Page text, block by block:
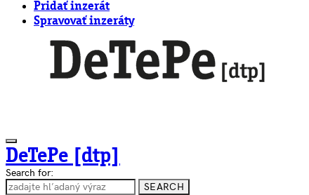
Pridať inzerát
Spravovať inzeráty
DeTePe [dtp]
ČLÁNKY
Search for:
SEARCH